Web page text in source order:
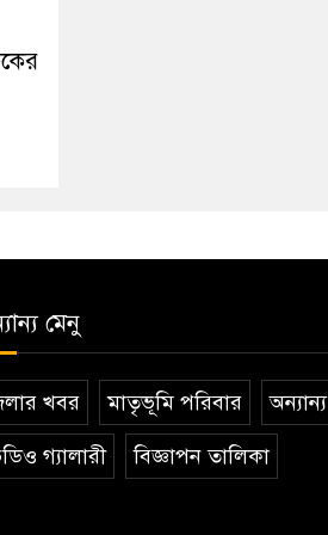
মেনু
খবর মাতৃভূমি পরিবার অন্যান্য
গ্যালারী বিজ্ঞাপন তালিকা